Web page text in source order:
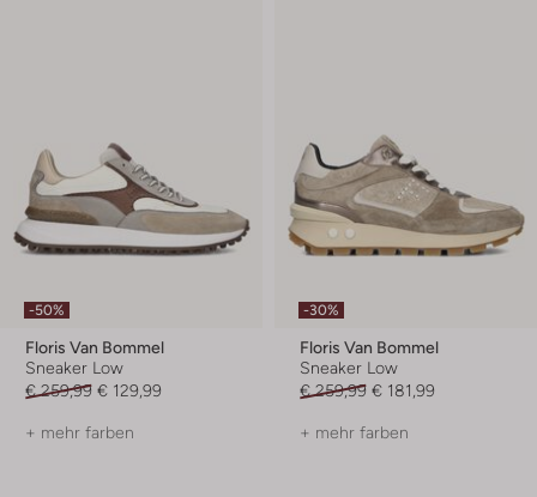
-50%
Floris Van Bommel
Sneaker Low
€ 259,99 € 129,99
+ mehr farben
-30%
Floris Van Bommel
Sneaker Low
€ 259,99 € 181,99
+ mehr farben